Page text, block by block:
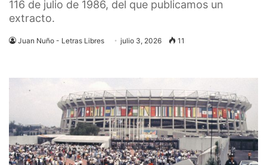
116 de julio de 1986, del que publicamos un
extracto.
Juan Nuño - Letras Libres julio 3, 2026 11